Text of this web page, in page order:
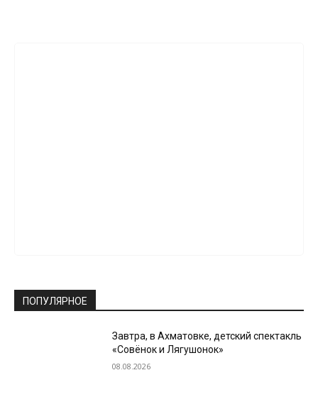
ПОПУЛЯРНОЕ
Завтра, в Ахматовке, детский спектакль
«Совёнок и Лягушонок»
08.08.2026